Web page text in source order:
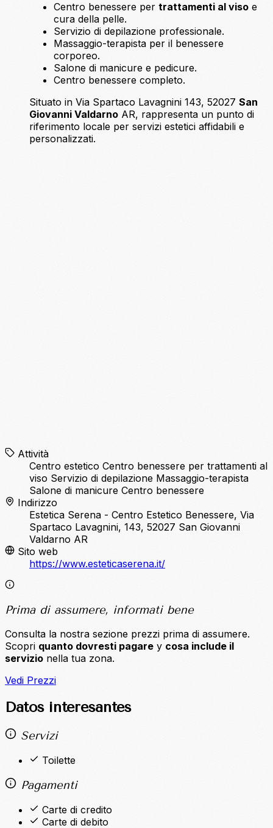
Centro benessere per trattamenti al viso e
cura della pelle.
Servizio di depilazione professionale.
Massaggio-terapista per il benessere
corporeo.
Salone di manicure e pedicure.
Centro benessere completo.
Situato in Via Spartaco Lavagnini 143, 52027 San
Giovanni Valdarno AR, rappresenta un punto di
riferimento locale per servizi estetici affidabili e
personalizzati.
Attività
Centro estetico Centro benessere per trattamenti al
viso Servizio di depilazione Massaggio-terapista
Salone di manicure Centro benessere
Indirizzo
Estetica Serena - Centro Estetico Benessere, Via
Spartaco Lavagnini, 143, 52027 San Giovanni
Valdarno AR
Sito web
https://www.esteticaserena.it/
Prima di assumere, informati bene
Consulta la nostra sezione prezzi prima di assumere.
Scopri quanto dovresti pagare y cosa include il
servizio nella tua zona.
Vedi Prezzi
Datos interesantes
Servizi
Toilette
Pagamenti
Carte di credito
Carte di debito